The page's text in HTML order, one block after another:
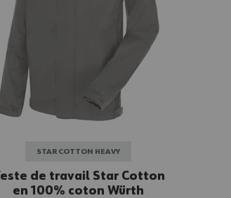
STAR COTTON HEAVY
de travail Star Cotton
en 100% coton Würth